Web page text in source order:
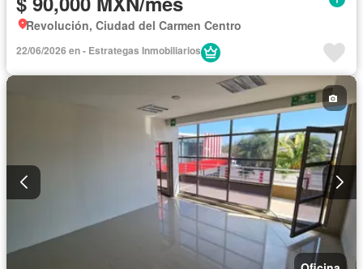
Revolución, Ciudad del Carmen Centro
22/06/2026 en - Estrategas Inmobiliarios